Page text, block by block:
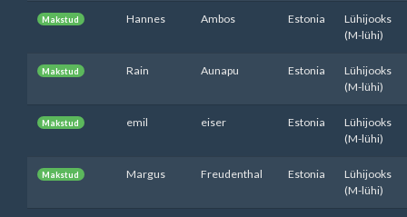
Makstud Hannes Ambos Estonia
Lühijooks
(M-lühi)
Makstud Rain Aunapu Estonia
Lühijooks
(M-lühi)
Makstud emil eiser Estonia
Lühijooks
(M-lühi)
Makstud Margus Freudenthal Estonia
Lühijooks
(M-lühi)